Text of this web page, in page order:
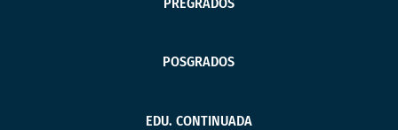
POSGRADOS
EDU. CONTINUADA